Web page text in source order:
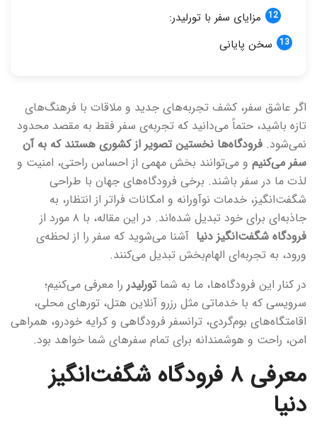
مزایای سفر با تورلیدر:
سخن پایانی
اگر عاشق سفر، کشف تجربه‌های جدید و ملاقات با فرهنگ‌های
تازه باشید، حتماً می‌دانید که تجربه‌ی سفر فقط به مقصد محدود
نمی‌شود. فرودگاه‌ها نخستین تصویر از کشوری هستند که به آن
سفر می‌کنیم و می‌توانند بخش مهمی از احساس راحتی، امنیت و
لذت ما در سفر باشند. برخی فرودگاه‌های جهان با طراحی
شگفت‌انگیز، خدمات نوآورانه و امکانات فراتر از انتظار، به
جاذبه‌ای برای خود تبدیل شده‌اند. در این مقاله، با ۸ مورد از
فرودگاه شگفت‌انگیز دنیا آشنا می‌شوید که سفر را از لحظه‌ی
ورود، به تجربه‌ای الهام‌بخش تبدیل می‌کنند.
در کنار این فرودگاه‌ها، ما به شما تورلیدر را معرفی می‌کنیم؛
سرویسی که با خدماتی مثل رزرو آنلاین هتل، تورهای محلی،
اقامتگاه‌های بوم‌گردی، ترانسفر فرودگاهی و کرایه خودرو، همراهی
امن، راحت و هوشمندانه برای تمام سفرهای شما خواهد بود.
معرفی ۸ فرودگاه شگفت‌انگیز
دنیا